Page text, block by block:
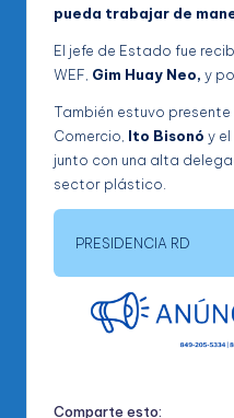
pueda trabajar de
El jefe de Estado fue
WEF, Gim Huay Neo, y
También estuvo
Comercio, Ito Bisonó y
junto con una alta
sector plástico.
PRESIDENCIA RD
Comparte esto: